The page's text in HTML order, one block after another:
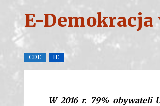
E-Demokracja
CDE IE
W 2016 r. 79% obywateli